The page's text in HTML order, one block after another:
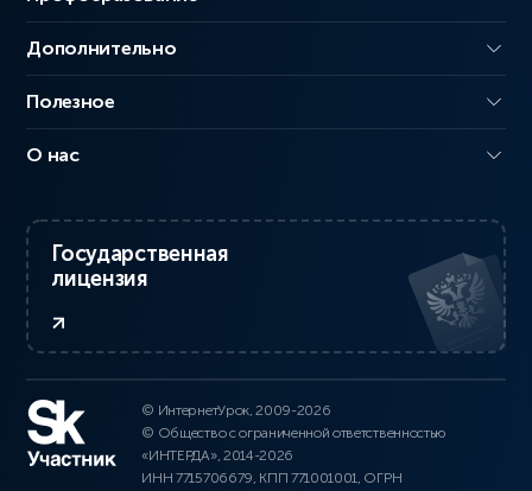
Дополнительно
Полезное
О нас
Государственная
лицензия
© ИнтернетУрок, 2009-2026
© Общество с ограниченной ответственностью
«ИНТЕРДА», 2014-2026
ИНН 7715706679, КПП 771001001, ОГРН